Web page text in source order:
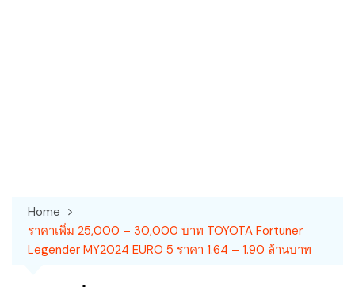
Home
ราคาเพิ่ม 25,000 – 30,000 บาท TOYOTA Fortuner
Legender MY2024 EURO 5 ราคา 1.64 – 1.90 ล้านบาท